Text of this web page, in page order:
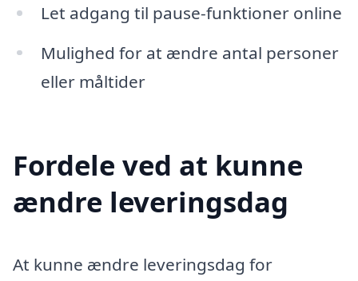
Let adgang til pause-funktioner online
Mulighed for at ændre antal personer
eller måltider
Fordele ved at kunne
ændre leveringsdag
At kunne ændre leveringsdag for